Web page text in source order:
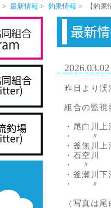
> 最新情報 > 釣果情報 > 【釣果
2026.03.02
昨日より
組合の監
・尾白川
・ 〃
・釜無川
・石空
・ 〃
・釜瀬
・ 〃
（写真は